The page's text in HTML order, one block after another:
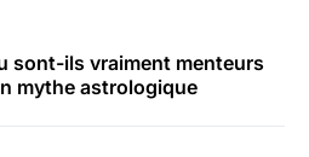
sont-ils vraiment menteurs
mythe astrologique